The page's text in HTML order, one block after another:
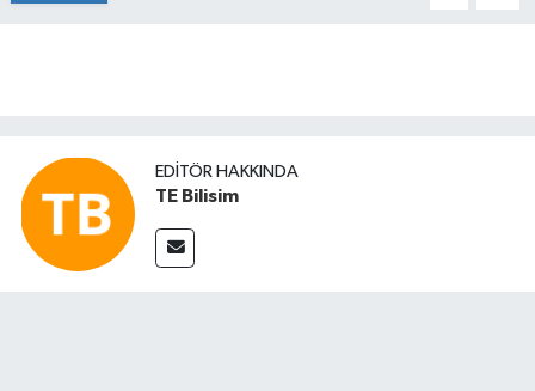
EDITÖR HAKKINDA
TE Bilisim